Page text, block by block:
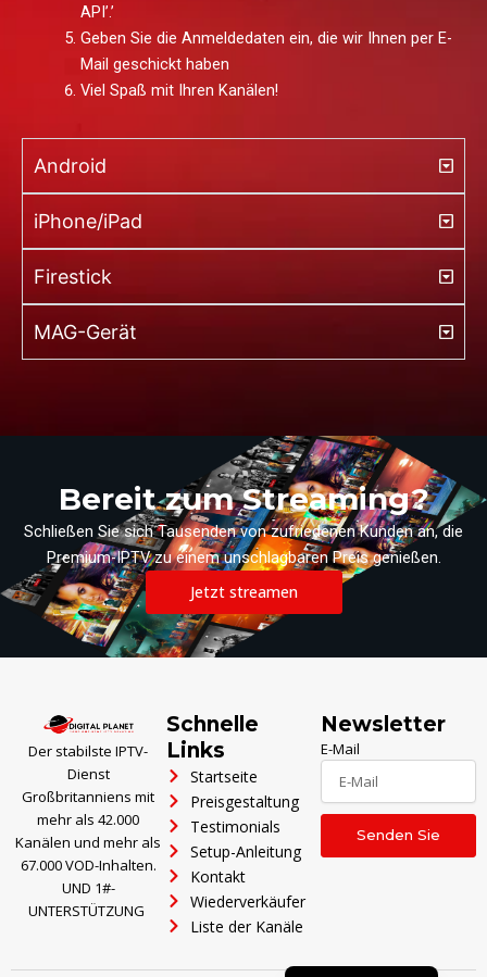
API’.’
Geben Sie die Anmeldedaten ein, die wir Ihnen per E-
Mail geschickt haben
Viel Spaß mit Ihren Kanälen!
Android
iPhone/iPad
Firestick
MAG-Gerät
Bereit zum Streaming?
Schließen Sie sich Tausenden von zufriedenen Kunden an, die
Premium-IPTV zu einem unschlagbaren Preis genießen.
Jetzt streamen
Der stabilste IPTV-
Dienst
Großbritanniens mit
mehr als 42.000
Kanälen und mehr als
67.000 VOD-Inhalten.
UND 1#-
UNTERSTÜTZUNG
Schnelle
Links
Startseite
Preisgestaltung
Testimonials
Setup-Anleitung
Kontakt
Wiederverkäufer
Liste der Kanäle
Newsletter
E-Mail
Senden Sie
Italiano
العربية
Português